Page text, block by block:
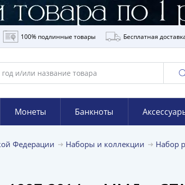
100% подлинные товары Бесплатная
Монеты Банкноты
Федерации Наборы и коллекции Набор